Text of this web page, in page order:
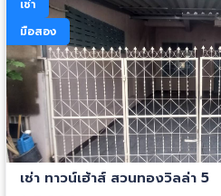
Smart Home (Wellness & Tech)เครื่อง
รับแขก 1, ห้องนอน 4)เครื่องกรองน้ำดื่ม
ระบบกรองน้ำใช้ก่อนเข้าบ้าน (เหมาะกับผู้
แบบญี่ปุ่น (Eri Toileto) ทุกห้องนอนติดมุ้ง
สารฟอร์มัลดีไฮด์ และระบายอากาศดีเยี่ยม)
LAN CAT 6A (ห้องนอนละ 2 จุด) และ
หากเช่าราคาปกติ เจ้าหน้ามีแผนติดตั้ง
และ EV Charger ให้ด้วย! 🌟 สิ่งอำนวยคว
Lobby, สระว่ายน้ำ (แยกเด็ก-ผู้ใหญ่),
สนามเด็กเล่น, สนามบาสเกตบอล, สนามแบ
กล้อง CCTV, รปภ. 24 ชม.🚗 ทำเลทอง แ
บินดอนเมือง (3.5 กม.)สถานศึกษา: Harrow
เช่า
มือสอง
เช่า ทาวน์เฮ้าส์ สวนทองวิลล่า 5